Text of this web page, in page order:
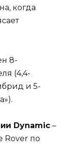
когда
8-
(4,4-
и 5-
Dynamic –
Rover по